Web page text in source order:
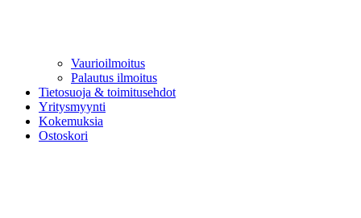
Vaurioilmoitus
Palautus ilmoitus
Tietosuoja & toimitusehdot
Yritysmyynti
Kokemuksia
Ostoskori